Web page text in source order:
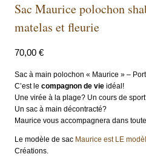
Sac Maurice polochon
matelas et fleurie
70,00 €
Sac à main polochon « Maurice » –
C’est le compagnon de vie idéal!
Une virée à la plage? Un cours de
Un sac à main décontracté?
Maurice vous accompagnera dans
Le modèle de sac Maurice est LE
Créations.